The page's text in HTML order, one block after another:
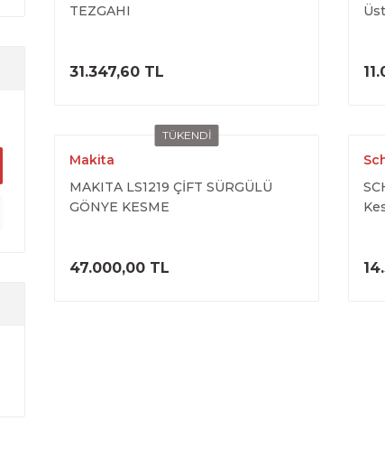
TEZGAHI
31.347,60 TL
ÜRÜNÜ İNCELE
TÜKENDİ
Makita
MAKITA LS1219 ÇİFT SÜRGÜLÜ
GÖNYE KESME
47.000,00 TL
ÜRÜNÜ İNCELE